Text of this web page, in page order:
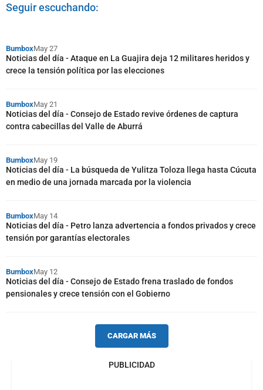
Seguir escuchando:
BumboxMay 27
Noticias del día - Ataque en La Guajira deja 12 militares heridos y
crece la tensión política por las elecciones
BumboxMay 21
Noticias del día - Consejo de Estado revive órdenes de captura
contra cabecillas del Valle de Aburrá
BumboxMay 19
Noticias del día - La búsqueda de Yulitza Toloza llega hasta Cúcuta
en medio de una jornada marcada por la violencia
BumboxMay 14
Noticias del día - Petro lanza advertencia a fondos privados y crece
tensión por garantías electorales
BumboxMay 12
Noticias del día - Consejo de Estado frena traslado de fondos
pensionales y crece tensión con el Gobierno
CARGAR MÁS
PUBLICIDAD